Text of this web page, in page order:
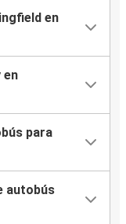
en
en
para
autobús